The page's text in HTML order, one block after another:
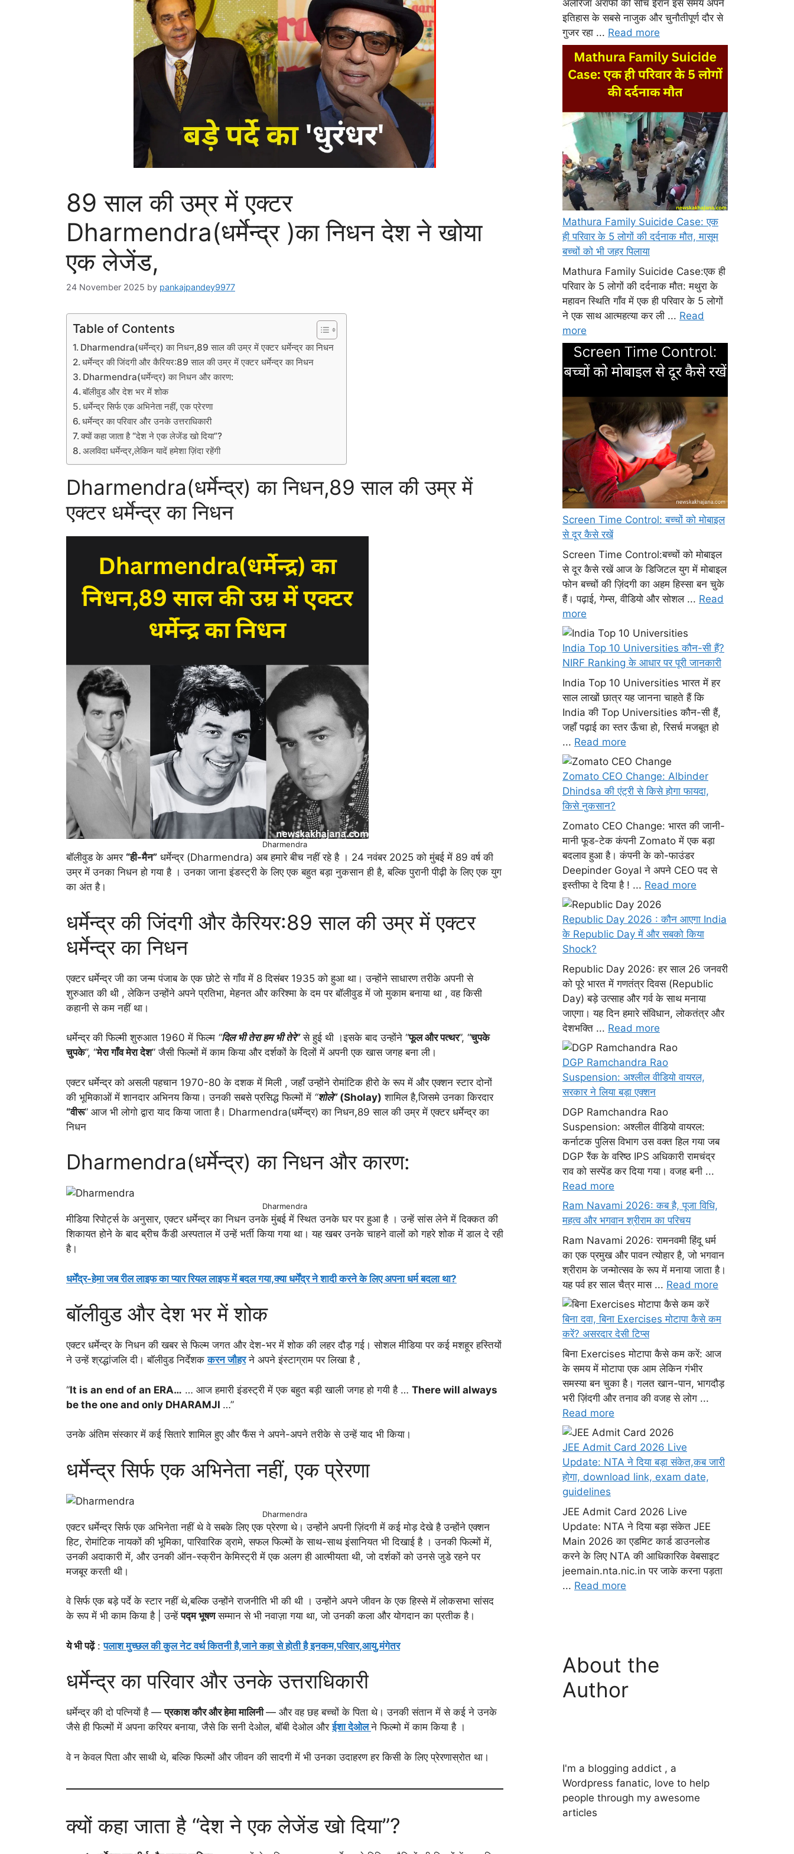
89 साल की उम्र में एक्टर
Dharmendra(धर्मेन्द्र )का निधन देश ने खोया
एक लेजेंड,
24 November 2025 by pankajpandey9977
Table of Contents
Dharmendra(धर्मेन्द्र) का निधन,89 साल की उम्र में एक्टर धर्मेन्द्र का निधन
धर्मेन्द्र की जिंदगी और कैरियर:89 साल की उम्र में एक्टर धर्मेन्द्र का निधन
Dharmendra(धर्मेन्द्र) का निधन और कारण:
बॉलीवुड और देश भर में शोक
धर्मेन्द्र सिर्फ एक अभिनेता नहीं, एक प्रेरणा
धर्मेन्द्र का परिवार और उनके उत्तराधिकारी
क्यों कहा जाता है “देश ने एक लेजेंड खो दिया”?
अलविदा धर्मेन्द्र,लेकिन यादें हमेशा ज़िंदा रहेंगी
Dharmendra(धर्मेन्द्र) का निधन,89 साल की उम्र में
एक्टर धर्मेन्द्र का निधन
Dharmendra
बॉलीवुड के अमर “ही-मैन” धर्मेन्द्र (Dharmendra) अब हमारे बीच नहीं रहे है । 24 नवंबर 2025 को मुंबई में 89 वर्ष की
उम्र में उनका निधन हो गया है । उनका जाना इंडस्ट्री के लिए एक बहुत बड़ा नुकसान ही है, बल्कि पुरानी पीढ़ी के लिए एक युग
का अंत है।
धर्मेन्द्र की जिंदगी और कैरियर:89 साल की उम्र में एक्टर
धर्मेन्द्र का निधन
एक्टर धर्मेन्द्र जी का जन्म पंजाब के एक छोटे से गाँव में 8 दिसंबर 1935 को हुआ था। उन्होंने साधारण तरीके अपनी से
शुरुआत की थी , लेकिन उन्होंने अपने प्रतिभा, मेहनत और करिश्मा के दम पर बॉलीवुड में जो मुकाम बनाया था , वह किसी
कहानी से कम नहीं था।
धर्मेन्द्र की फिल्मी शुरुआत 1960 में फिल्म “दिल भी तेरा हम भी तेरे”से हुई थी ।इसके बाद उन्होंने “फूल और पत्थर”, “चुपके
चुपके”, “मेरा गाँव मेरा देश” जैसी फिल्मों में काम किया और दर्शकों के दिलों में अपनी एक खास जगह बना ली।
एक्टर धर्मेन्द्र को असली पहचान 1970-80 के दशक में मिली , जहाँ उन्होंने रोमांटिक हीरो के रूप में और एक्शन स्टार दोनों
की भूमिकाओं में शानदार अभिनय किया। उनकी सबसे प्रसिद्ध फिल्मों में “शोले”(Sholay) शामिल है,जिसमे उनका किरदार
“वीरू” आज भी लोगो द्वारा याद किया जाता है। Dharmendra(धर्मेन्द्र) का निधन,89 साल की उम्र में एक्टर धर्मेन्द्र का
निधन
Dharmendra(धर्मेन्द्र) का निधन और कारण:
Dharmendra
मीडिया रिपोर्ट्स के अनुसार, एक्टर धर्मेन्द्र का निधन उनके मुंबई में स्थित उनके घर पर हुआ है । उन्हें सांस लेने में दिक्कत की
शिकायत होने के बाद ब्रीच कैंडी अस्पताल में उन्हें भर्ती किया गया था। यह खबर उनके चाहने वालों को गहरे शोक में डाल दे रही
है।
धर्मेंद्र-हेमा जब रील लाइफ का प्यार रियल लाइफ में बदल गया,क्या धर्मेंद्र ने शादी करने के लिए अपना धर्म बदला था?
बॉलीवुड और देश भर में शोक
एक्टर धर्मेन्द्र के निधन की खबर से फिल्म जगत और देश-भर में शोक की लहर दौड़ गई। सोशल मीडिया पर कई मशहूर हस्तियों
ने उन्हें श्रद्धांजलि दी। बॉलीवुड निर्देशककरन जौहरने अपने इंस्टाग्राम पर लिखा है ,
“It is an end of an ERA… … आज हमारी इंडस्ट्री में एक बहुत बड़ी खाली जगह हो गयी है … There will always
be the one and only DHARAMJI …”
उनके अंतिम संस्कार में कई सितारे शामिल हुए और फैंस ने अपने-अपने तरीके से उन्हें याद भी किया।
धर्मेन्द्र सिर्फ एक अभिनेता नहीं, एक प्रेरणा
Dharmendra
एक्टर धर्मेन्द्र सिर्फ एक अभिनेता नहीं थे वे सबके लिए एक प्रेरणा थे। उन्होंने अपनी ज़िंदगी में कई मोड़ देखे है उन्होंने एक्शन
हिट, रोमांटिक नायकों की भूमिका, पारिवारिक ड्रामे, सफल फिल्मों के साथ-साथ इंसानियत भी दिखाई है । उनकी फिल्मों में,
उनकी अदाकारी में, और उनकी ऑन-स्क्रीन केमिस्ट्री में एक अलग ही आत्मीयता थी, जो दर्शकों को उनसे जुडे रहने पर
मजबूर करती थी।
वे सिर्फ एक बड़े पर्दे के स्टार नहीं थे,बल्कि उन्होंने राजनीति भी की थी । उन्होंने अपने जीवन के एक हिस्से में लोकसभा सांसद
के रूप में भी काम किया है | उन्हेंपद्म भूषणसम्मान से भी नवाज़ा गया था, जो उनकी कला और योगदान का प्रतीक है।
ये भी पढ़ें:पलाश मुच्छल की कुल नेट वर्थ कितनी है,जाने कहा से होती है इनकम,परिवार,आयु,मंगेतर
धर्मेन्द्र का परिवार और उनके उत्तराधिकारी
धर्मेन्द्र की दो पत्नियों है —प्रकाश कौर और हेमा मालिनी— और वह छह बच्चों के पिता थे। उनकी संतान में से कई ने उनके
जैसे ही फिल्मों में अपना करियर बनाया, जैसे कि सनी देओल, बॉबी देओल औरईशा देओलने फिल्मो में काम किया है ।
वे न केवल पिता और साथी थे, बल्कि फिल्मों और जीवन की सादगी में भी उनका उदाहरण हर किसी के लिए प्रेरणास्रोत था।
क्यों कहा जाता है “देश ने एक लेजेंड खो दिया”?
अलीरेजा अराफी की सोच ईरान इस समय अपने
इतिहास के सबसे नाजुक और चुनौतीपूर्ण दौर से
गुजर रहा ... Read more
Mathura Family Suicide Case: एक
ही परिवार के 5 लोगों की दर्दनाक मौत, मासूम
बच्चों को भी जहर पिलाया
Mathura Family Suicide Case:एक ही
परिवार के 5 लोगों की दर्दनाक मौत: मथुरा के
महावन स्थिति गाँव में एक ही परिवार के 5 लोगों
ने एक साथ आत्महत्या कर ली ... Read
more
Screen Time Control: बच्चों को मोबाइल
से दूर कैसे रखें
Screen Time Control:बच्चों को मोबाइल
से दूर कैसे रखें आज के डिजिटल युग में मोबाइल
फोन बच्चों की ज़िंदगी का अहम हिस्सा बन चुके
हैं। पढ़ाई, गेम्स, वीडियो और सोशल ... Read
more
India Top 10 Universities कौन-सी हैं?
NIRF Ranking के आधार पर पूरी जानकारी
India Top 10 Universities भारत में हर
साल लाखों छात्र यह जानना चाहते हैं कि
India की Top Universities कौन-सी हैं,
जहाँ पढ़ाई का स्तर ऊँचा हो, रिसर्च मजबूत हो
... Read more
Zomato CEO Change: Albinder
Dhindsa की एंट्री से किसे होगा फायदा,
किसे नुकसान?
Zomato CEO Change: भारत की जानी-
मानी फूड-टेक कंपनी Zomato में एक बड़ा
बदलाव हुआ है। कंपनी के को-फाउंडर
Deepinder Goyal ने अपने CEO पद से
इस्तीफा दे दिया है ! ... Read more
Republic Day 2026 : कौन आएगा India
के Republic Day में और सबको किया
Shock?
Republic Day 2026: हर साल 26 जनवरी
को पूरे भारत में गणतंत्र दिवस (Republic
Day) बड़े उत्साह और गर्व के साथ मनाया
जाएगा। यह दिन हमारे संविधान, लोकतंत्र और
देशभक्ति ... Read more
DGP Ramchandra Rao
Suspension: अश्लील वीडियो वायरल,
सरकार ने लिया बड़ा एक्शन
DGP Ramchandra Rao
Suspension: अश्लील वीडियो वायरल:
कर्नाटक पुलिस विभाग उस वक्त हिल गया जब
DGP रैंक के वरिष्ठ IPS अधिकारी रामचंद्र
राव को सस्पेंड कर दिया गया। वजह बनी ...
Read more
Ram Navami 2026: कब है, पूजा विधि,
महत्व और भगवान श्रीराम का परिचय
Ram Navami 2026: रामनवमी हिंदू धर्म
का एक प्रमुख और पावन त्योहार है, जो भगवान
श्रीराम के जन्मोत्सव के रूप में मनाया जाता है।
यह पर्व हर साल चैत्र मास ... Read more
बिना दवा, बिना Exercises मोटापा कैसे कम
करें? असरदार देसी टिप्स
बिना Exercises मोटापा कैसे कम करें: आज
के समय में मोटापा एक आम लेकिन गंभीर
समस्या बन चुका है। गलत खान-पान, भागदौड़
भरी ज़िंदगी और तनाव की वजह से लोग ...
Read more
JEE Admit Card 2026 Live
Update: NTA ने दिया बड़ा संकेत,कब जारी
होगा, download link, exam date,
guidelines
JEE Admit Card 2026 Live
Update: NTA ने दिया बड़ा संकेत JEE
Main 2026 का एडमिट कार्ड डाउनलोड
करने के लिए NTA की आधिकारिक वेबसाइट
jeemain.nta.nic.in पर जाके करना पड़ता
... Read more
About the
Author
I'm a blogging addict , a
Wordpress fanatic, love to help
people through my awesome
articles